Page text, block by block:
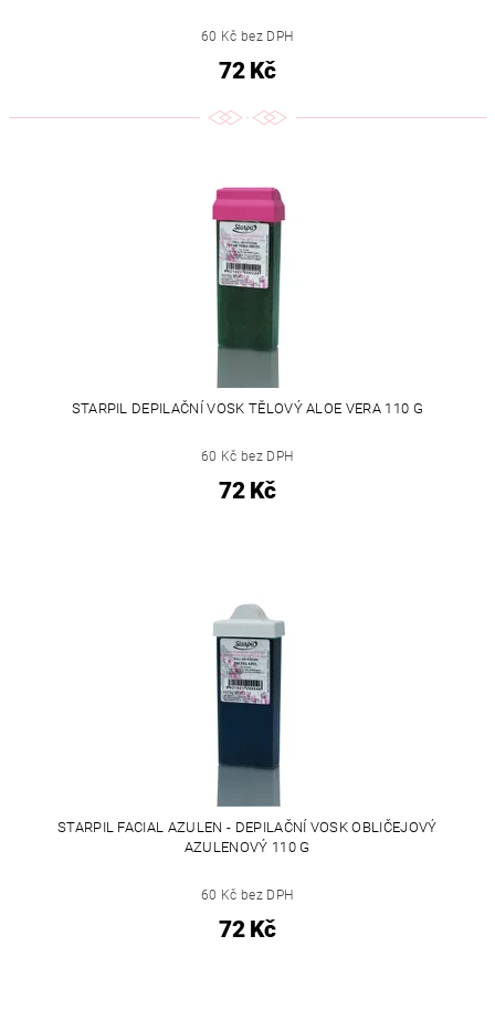
60 Kč bez DPH
72 Kč
STARPIL DEPILAČNÍ VOSK TĚLOVÝ ALOE VERA 110 G
60 Kč bez DPH
72 Kč
STARPIL FACIAL AZULEN - DEPILAČNÍ VOSK OBLIČEJOVÝ
AZULENOVÝ 110 G
60 Kč bez DPH
72 Kč